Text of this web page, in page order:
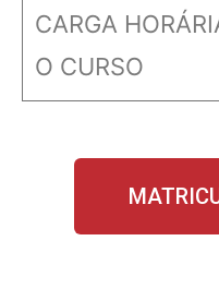
CARGA
O CURSO